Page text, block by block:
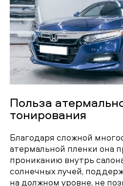
Польза
тонирования
Благодаря сложной
атермальной пленки она
прониканию внутрь
солнечных лучей,
на должном уровне, не